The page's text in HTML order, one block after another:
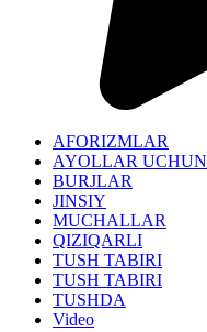
AFORIZMLAR
AYOLLAR UCHUN
BURJLAR
JINSIY
MUCHALLAR
QIZIQARLI
TUSH TABIRI
TUSH TABIRI
TUSHDA
Video